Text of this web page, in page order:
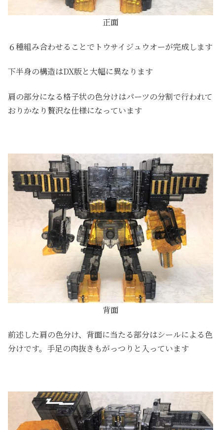
正面
６種組み合わせることでトウサイジュウオーが完成します
下半身の構造はDX版と大幅に異なります
肩の部分になる格子状の色分けはパーツの分割で行われて
おりかなり贅沢な仕様になっています
背面
前述した肩の色分け、背面に当たる部分はシールによる色
分けです。手足の肉抜きもがっつりと入っています